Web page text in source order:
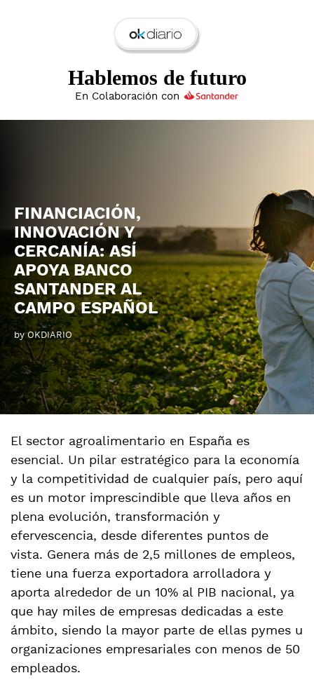
Hablemos de futuro
En Colaboración con
FINANCIACIÓN,
INNOVACIÓN Y
CERCANÍA: ASÍ
APOYA BANCO
SANTANDER AL
CAMPO ESPAÑOL
by OKDIARIO
El sector agroalimentario en España es
esencial. Un pilar estratégico para la economía
y la competitividad de cualquier país, pero aquí
es un motor imprescindible que lleva años en
plena evolución, transformación y
efervescencia, desde diferentes puntos de
vista. Genera más de 2,5 millones de empleos,
tiene una fuerza exportadora arrolladora y
aporta alrededor de un 10% al PIB nacional, ya
que hay miles de empresas dedicadas a este
ámbito, siendo la mayor parte de ellas pymes u
organizaciones empresariales con menos de 50
empleados.